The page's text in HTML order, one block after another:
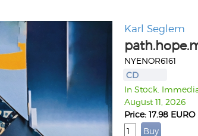
Karl Seglem
NYENOR6161
CD
In Stock.
August 11, 2026
Price: 17.98 EURO